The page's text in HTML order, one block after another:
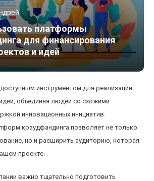
платформы
для финансирования
и идей
инструментом для реализации
объединяя людей со схожими
инновационных инициатив.
краудфандинга позволяет не только
но и расширить аудиторию, которая
проекте.
важно тщательно подготовить